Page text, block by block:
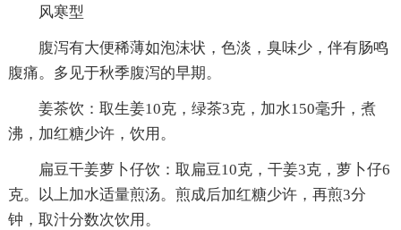
风寒型
腹泻有大便稀薄如泡沫状，色淡，臭味少，伴有肠鸣
腹痛。多见于秋季腹泻的早期。
姜茶饮：取生姜10克，绿茶3克，加水150毫升，煮
沸，加红糖少许，饮用。
扁豆干姜萝卜仔饮：取扁豆10克，干姜3克，萝卜仔6
克。以上加水适量煎汤。煎成后加红糖少许，再煎3分
钟，取汁分数次饮用。